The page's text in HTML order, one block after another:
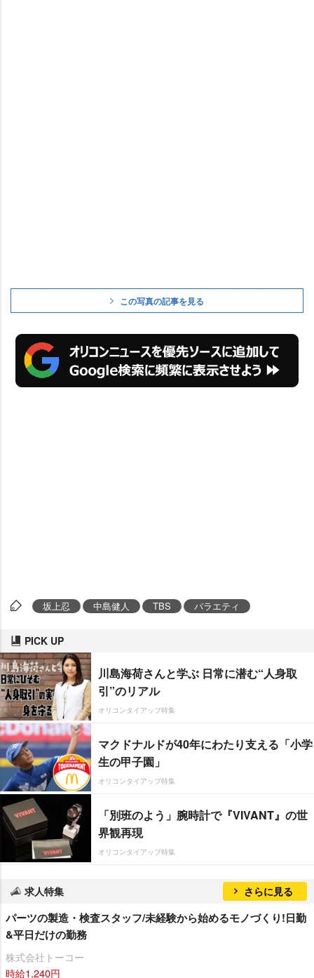
この写真の記事を見る
坂上忍 中島健人 TBS バラエティ
PICK UP
川島海荷さんと学ぶ 日常に潜む“人身取
引”のリアル
オリコンタイアップ特集
マクドナルドが40年にわたり支える「小学
生の甲子園」
オリコンタイアップ特集
「別班のよう」腕時計で『VIVANT』の世
界観再現
オリコンタイアップ特集
求人特集 さらに見る
パーツの製造・検査スタッフ/未経験から始めるモノづくり!日勤
&平日だけの勤務
株式会社トーコー
時給1,240円